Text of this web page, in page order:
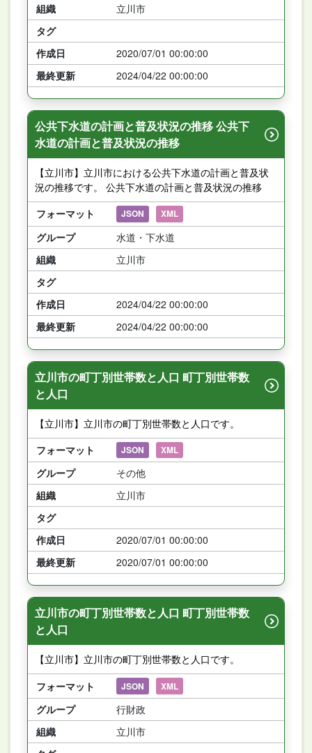
組織
立川市
タグ
作成日
2020/07/01 00:00:00
最終更新
2024/04/22 00:00:00
公共下水道の計画と普及状況の推移 公共下
水道の計画と普及状況の推移
【立川市】立川市における公共下水道の計画と普及状
況の推移です。 公共下水道の計画と普及状況の推移
フォーマット
JSON XML
グループ
水道・下水道
組織
立川市
タグ
作成日
2024/04/22 00:00:00
最終更新
2024/04/22 00:00:00
立川市の町丁別世帯数と人口 町丁別世帯数
と人口
【立川市】立川市の町丁別世帯数と人口です。
フォーマット
JSON XML
グループ
その他
組織
立川市
タグ
作成日
2020/07/01 00:00:00
最終更新
2020/07/01 00:00:00
立川市の町丁別世帯数と人口 町丁別世帯数
と人口
【立川市】立川市の町丁別世帯数と人口です。
フォーマット
JSON XML
グループ
行財政
組織
立川市